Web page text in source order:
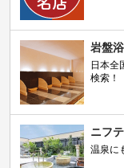
岩盤
日本全
検索！
ニフ
温泉に